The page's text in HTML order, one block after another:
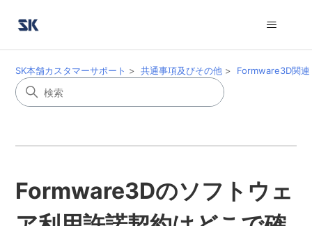
SK本舗カスタマーサポート 共通事項及びその他 Formware3D関連
Formware3Dのソフトウェ